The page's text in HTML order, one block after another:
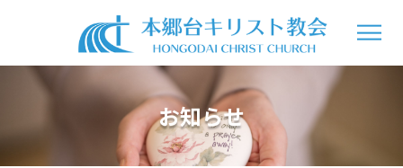
お知らせ